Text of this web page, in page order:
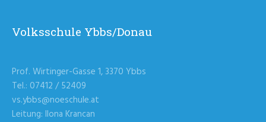
Volksschule Ybbs/Donau
Prof. Wirtinger-Gasse 1, 3370 Ybbs
Tel.: 07412 / 52409
vs.ybbs@noeschule.at
Leitung: Ilona Krancan